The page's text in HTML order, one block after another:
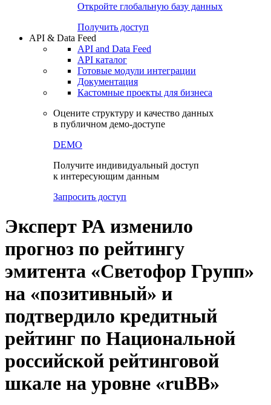
Откройте глобальную базу данных
Получить доступ
API & Data Feed
API and Data Feed
API каталог
Готовые модули интеграции
Документация
Кастомные проекты для бизнеса
Оцените структуру и качество данных
в публичном демо-доступе
DEMO
Получите индивидуальный доступ
к интересующим данным
Запросить доступ
Эксперт РА изменило
прогноз по рейтингу
эмитента «Светофор Групп»
на «позитивный» и
подтвердило кредитный
рейтинг по Национальной
российской рейтинговой
шкале на уровне «ruBB»